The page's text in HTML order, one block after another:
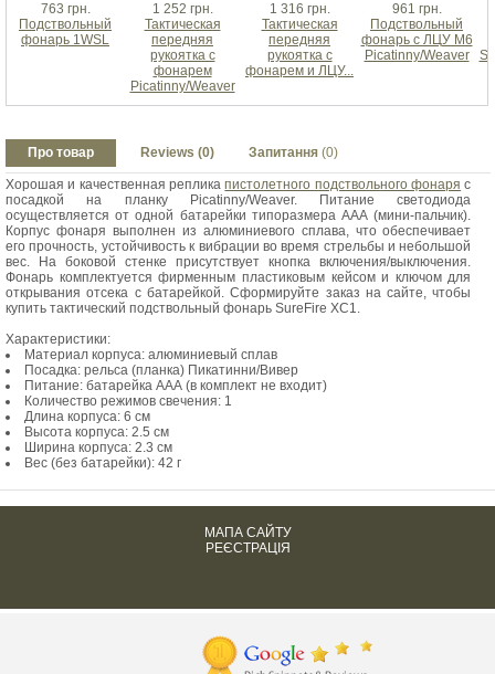
763 грн.
Подствольный
фонарь 1WSL
1 252 грн.
Тактическая
передняя
рукоятка с
фонарем
Picatinny/Weaver
1 316 грн.
Тактическая
передняя
рукоятка с
фонарем и ЛЦУ...
961 грн.
Подствольный
фонарь с ЛЦУ M6
Picatinny/Weaver
Про товар Reviews (0) Запитання (0)
Хорошая и качественная репликапистолетного подствольного фонаря с
посадкой на планку Picatinny/Weaver. Питание светодиода
осуществляется от одной батарейки типоразмера ААА (мини-пальчик).
Корпус фонаря выполнен из алюминиевого сплава, что обеспечивает
его прочность, устойчивость к вибрации во время стрельбы и небольшой
вес. На боковой стенке присутствует кнопка включения/выключения.
Фонарь комплектуется фирменным пластиковым кейсом и ключом для
открывания отсека с батарейкой. Сформируйте заказ на сайте, чтобы
купить тактический подствольный фонарь SureFire XC1.
Характеристики:
Материал корпуса: алюминиевый сплав
Посадка: рельса (планка) Пикатинни/Вивер
Питание: батарейка ААА (в комплект не входит)
Количество режимов свечения: 1
Длина корпуса: 6 см
Высота корпуса: 2.5 см
Ширина корпуса: 2.3 см
Вес (без батарейки): 42 г
МАПА САЙТУ
РЕЄСТРАЦІЯ